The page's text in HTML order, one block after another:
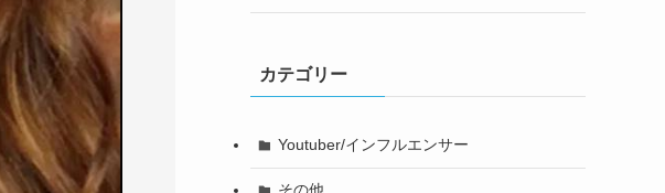
カテゴリー
Youtuber/インフルエンサー